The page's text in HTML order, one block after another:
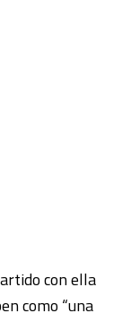
con ella
como “una